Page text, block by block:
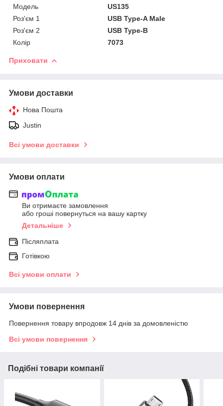
Мoдель
US135
Роз'єм 1
USB Type-A Male
Роз'єм 2
USB Type-В
Колір
7073
Приховати
Умови доставки
Нова Пошта
Justin
Всі умови доставки
Умови оплати
Ви отримаєте замовлення
або гроші повернуться на вашу картку
Детальніше
Післяплата
Готівкою
Всі умови оплати
Умови повернення
Повернення товару впродовж 14 днів за домовленістю
Всі умови повернення
Подібні товари компанії